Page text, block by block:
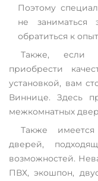
Поэтому
не заниматься
обратиться к
Также, если
приобрести
установкой, вам
Виннице. Здесь
межкомнатных
Также
дверей,
возможностей.
ПВХ, экошпон,